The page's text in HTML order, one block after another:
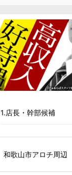
1.店長・幹部候補
和歌山市アロチ周辺